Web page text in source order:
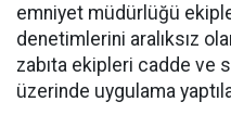
emniyet müdürlüğü
denetimlerini aralıksız
zabıta ekipleri cadde ve
üzerinde uygulama